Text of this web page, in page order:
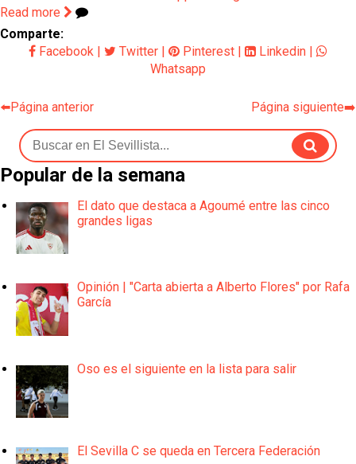
Read more
Comparte:
Facebook
Twitter Pinterest Linkedin
Whatsapp
⬅️Página anterior Página siguiente➡️
Popular de la semana
El dato que destaca a Agoumé entre las cinco
grandes ligas
Opinión | "Carta abierta a Alberto Flores" por Rafa
García
Oso es el siguiente en la lista para salir
El Sevilla C se queda en Tercera Federación